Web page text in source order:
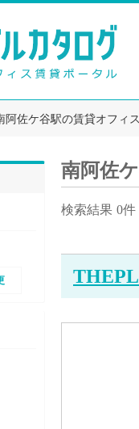
阿佐ケ谷駅の賃貸オフィ
南阿佐
検索結果 0件